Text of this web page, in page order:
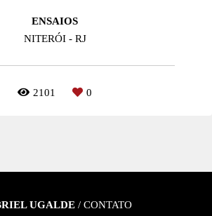
ENSAIOS
NITERÓI - RJ
2101 0
UGALDE/ CONTATO